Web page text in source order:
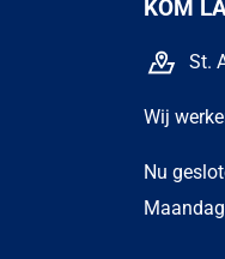
KOM
St.
Wij
Nu